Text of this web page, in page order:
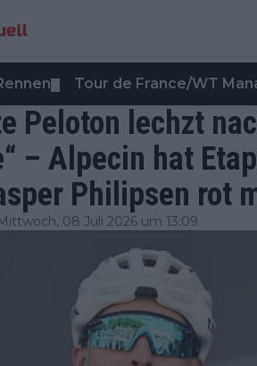
Tour de France/WT
Peloton lechzt
– Alpecin hat
Philipsen rot
08 Juli 2026 um 13:09